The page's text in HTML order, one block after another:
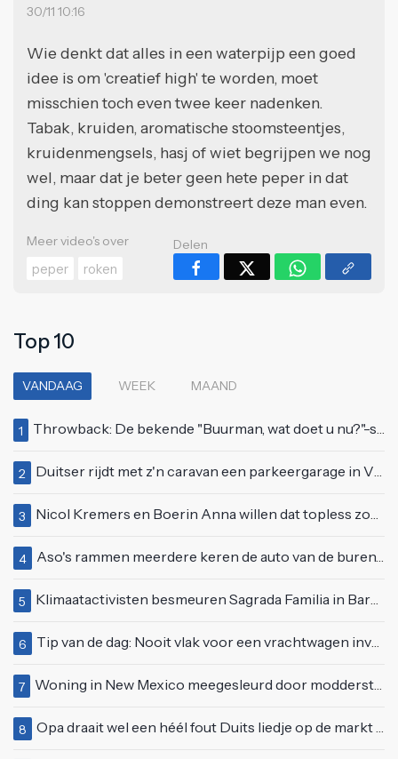
30/11 10:16
Wie denkt dat alles in een waterpijp een goed
idee is om 'creatief high' te worden, moet
misschien toch even twee keer nadenken.
Tabak, kruiden, aromatische stoomsteentjes,
kruidenmengsels, hasj of wiet begrijpen we nog
wel, maar dat je beter geen hete peper in dat
ding kan stoppen demonstreert deze man even.
Meer video's over
peper
roken
Delen
Top 10
VANDAAG WEEK MAAND
1 Throwback: De bekende "Buurman, wat doet u nu?"-scène uit Flodder met Tatjana Šimić
2 Duitser rijdt met z'n caravan een parkeergarage in Vlissingen binnen
3 Nicol Kremers en Boerin Anna willen dat topless zonnen geen taboe meer is
4 Aso's rammen meerdere keren de auto van de buren, maar doen alsof er niets gebeurd is
5 Klimaatactivisten besmeuren Sagrada Familia in Barcelona met lading verf
6 Tip van de dag: Nooit vlak voor een vrachtwagen invoegen
7 Woning in New Mexico meegesleurd door modderstroom
8 Opa draait wel een héél fout Duits liedje op de markt van Emmen